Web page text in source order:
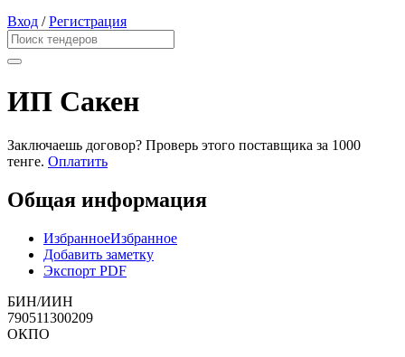
Вход /Регистрация
ИП Сакен
Заключаешь договор? Проверь этого поставщика за 1000
тенге. Оплатить
Общая информация
ИзбранноеИзбранное
Добавить заметку
Экспорт PDF
БИН/ИИН
790511300209
ОКПО